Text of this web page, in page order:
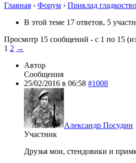
Главная › Форум › Приклад
В этой теме 17 ответов, 5
Просмотр 15 сообщений - с 1 по 15
1 2 →
Автор
Сообщения
25/02/2016 в 06:58 #1008
Александр Посудин
Участник
Друзья мои, стендовики и